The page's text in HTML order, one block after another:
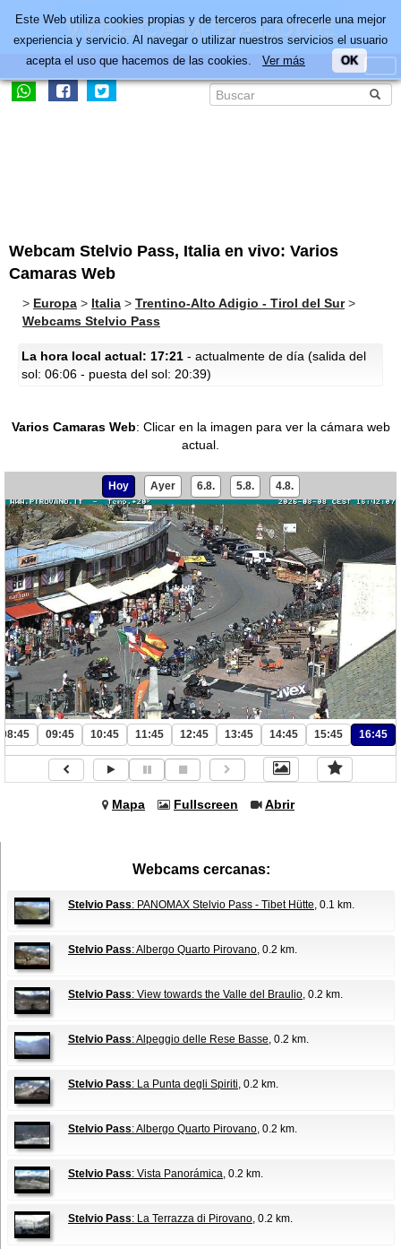
Webcam Stelvio Pass, Italia en vivo: Varios
Camaras Web
> Europa > Italia > Trentino-Alto Adigio - Tirol del Sur>
Webcams Stelvio Pass
La hora local actual: 17:21 - actualmente de día (salida del
sol: 06:06 - puesta del sol: 20:39)
Varios Camaras Web: Clicar en la imagen para ver la cámara web
actual.
Hoy Ayer 6.8. 5.8. 4.8.
08:45 09:45 10:45 11:45 12:45 13:45 14:45 15:45 16:45
Mapa Fullscreen Abrir
Webcams cercanas:
Stelvio Pass: PANOMAX Stelvio Pass - Tibet Hütte, 0.1 km.
Stelvio Pass: Albergo Quarto Pirovano, 0.2 km.
Stelvio Pass: View towards the Valle del Braulio, 0.2 km.
Stelvio Pass: Alpeggio delle Rese Basse, 0.2 km.
Stelvio Pass: La Punta degli Spiriti, 0.2 km.
Stelvio Pass: Albergo Quarto Pirovano, 0.2 km.
Stelvio Pass: Vista Panorámica, 0.2 km.
Stelvio Pass: La Terrazza di Pirovano, 0.2 km.
Este Web utiliza cookies propias y de terceros para ofrecerle una mejor
experiencia y servicio. Al navegar o utilizar nuestros servicios el usuario
acepta el uso que hacemos de las cookies. Ver más OK